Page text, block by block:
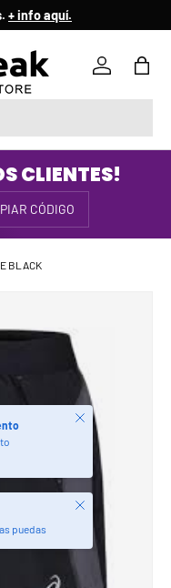
+ info aquí.
Iniciar
CLIENTES!
CÓDIGO
BLACK
Cerrar
puedas
Cerrar